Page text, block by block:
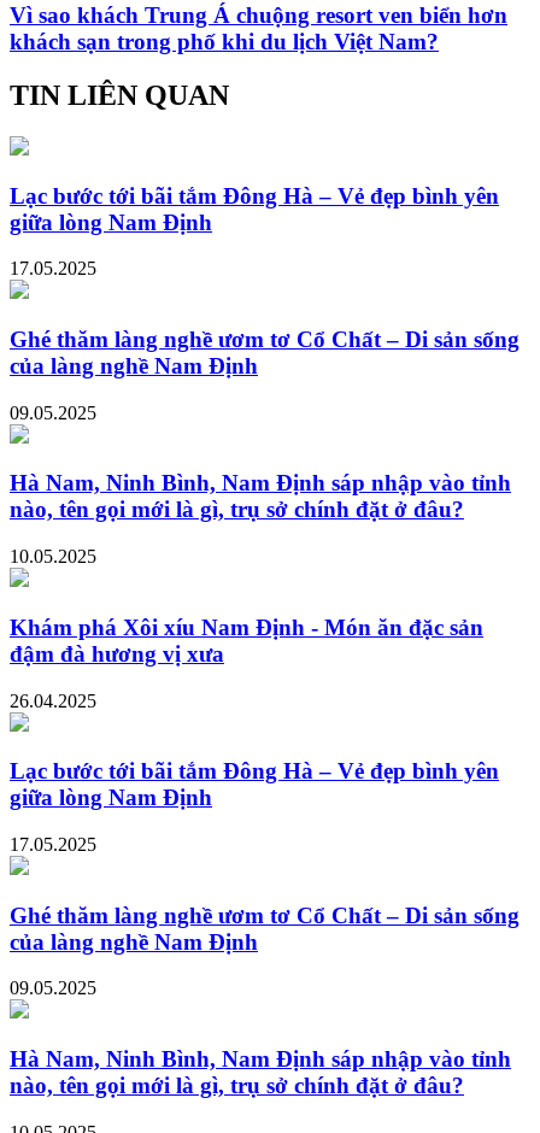
Vì sao khách Trung Á chuộng resort ven biển hơn
khách sạn trong phố khi du lịch Việt Nam?
TIN LIÊN QUAN
Lạc bước tới bãi tắm Đông Hà – Vẻ đẹp bình yên
giữa lòng Nam Định
17.05.2025
Ghé thăm làng nghề ươm tơ Cổ Chất – Di sản sống
của làng nghề Nam Định
09.05.2025
Hà Nam, Ninh Bình, Nam Định sáp nhập vào tỉnh
nào, tên gọi mới là gì, trụ sở chính đặt ở đâu?
10.05.2025
Khám phá Xôi xíu Nam Định - Món ăn đặc sản
đậm đà hương vị xưa
26.04.2025
Lạc bước tới bãi tắm Đông Hà – Vẻ đẹp bình yên
giữa lòng Nam Định
17.05.2025
Ghé thăm làng nghề ươm tơ Cổ Chất – Di sản sống
của làng nghề Nam Định
09.05.2025
Hà Nam, Ninh Bình, Nam Định sáp nhập vào tỉnh
nào, tên gọi mới là gì, trụ sở chính đặt ở đâu?